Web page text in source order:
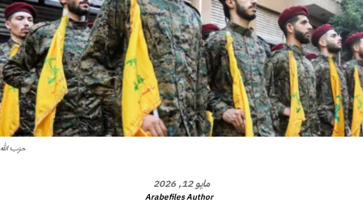
حزب الله
مايو 12, 2026
Arabefiles Author